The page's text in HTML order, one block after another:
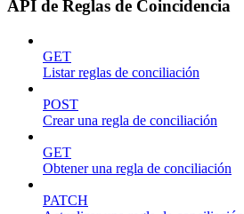
API de Reglas de Coincidencia
GET
Listar reglas de conciliación
POST
Crear una regla de conciliación
GET
Obtener una regla de conciliación
PATCH